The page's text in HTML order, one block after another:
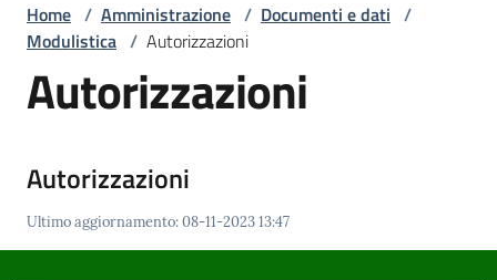
Menu selezionato
Servizi
Home / Amministrazione / Documenti e dati /
Modulistica / Autorizzazioni
Autorizzazioni
Autorizzazioni
Ultimo aggiornamento:08-11-2023 13:47